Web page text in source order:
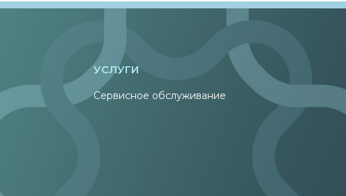
УСЛУГИ
Сервисное обслуживание